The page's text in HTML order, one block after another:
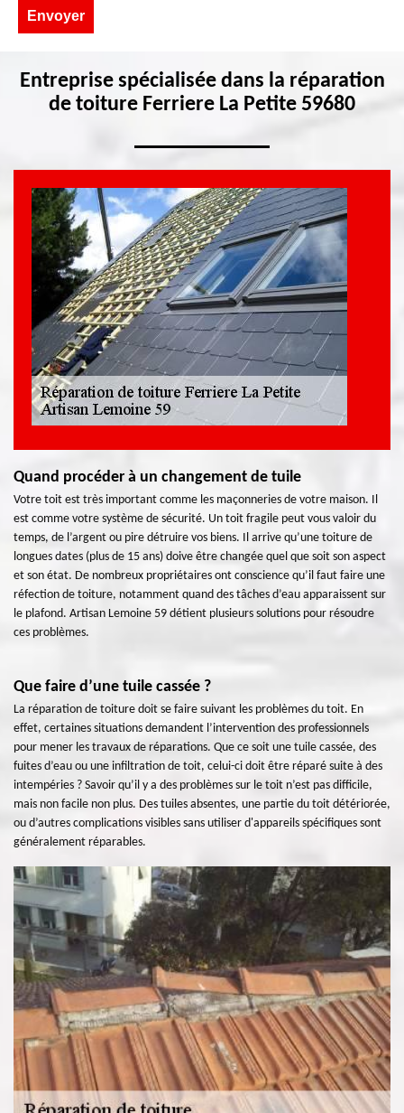
Entreprise spécialisée dans la réparation
de toiture Ferriere La Petite 59680
Quand procéder à un changement de tuile
Votre toit est très important comme les maçonneries de votre maison. Il
est comme votre système de sécurité. Un toit fragile peut vous valoir du
temps, de l’argent ou pire détruire vos biens. Il arrive qu’une toiture de
longues dates (plus de 15 ans) doive être changée quel que soit son aspect
et son état. De nombreux propriétaires ont conscience qu’il faut faire une
réfection de toiture, notamment quand des tâches d’eau apparaissent sur
le plafond. Artisan Lemoine 59 détient plusieurs solutions pour résoudre
ces problèmes.
Que faire d’une tuile cassée ?
La réparation de toiture doit se faire suivant les problèmes du toit. En
effet, certaines situations demandent l’intervention des professionnels
pour mener les travaux de réparations. Que ce soit une tuile cassée, des
fuites d’eau ou une infiltration de toit, celui-ci doit être réparé suite à des
intempéries ? Savoir qu’il y a des problèmes sur le toit n’est pas difficile,
mais non facile non plus. Des tuiles absentes, une partie du toit détériorée,
ou d’autres complications visibles sans utiliser d'appareils spécifiques sont
généralement réparables.